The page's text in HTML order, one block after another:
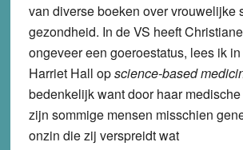
van diverse boeken over vrouwelijke
gezondheid. In de VS heeft
ongeveer een goeroestatus, lees ik in
Harriet Hall opscience-based
bedenkelijk want door haar
zijn sommige mensen misschien
onzin die zij verspreidt wat